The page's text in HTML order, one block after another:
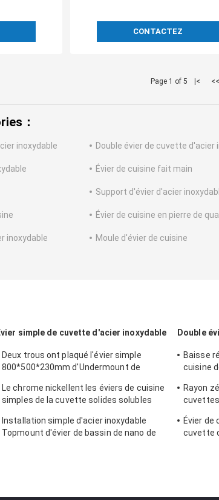
CONTACTEZ
Page 1 of 5 |< <<
：
inoxydable Double évier de cuvette d'acier
Évier de cuisine fait main
Support d'évier d'acier
Évier de cuisine en pierre de
inoxydable Moule d'évier de cuisine
simple de cuvette d'acier inoxydable
Deux trous ont plaqué l'évier simple
800*500*230mm d'Undermount de
Le chrome nickellent les éviers de cuisine
simples de la cuvette solides solubles
Installation simple d'acier inoxydable
Topmount d'évier de bassin de nano de
Double
Baisse
cuisine
Rayon
cuvettes
Évier de
cuvette